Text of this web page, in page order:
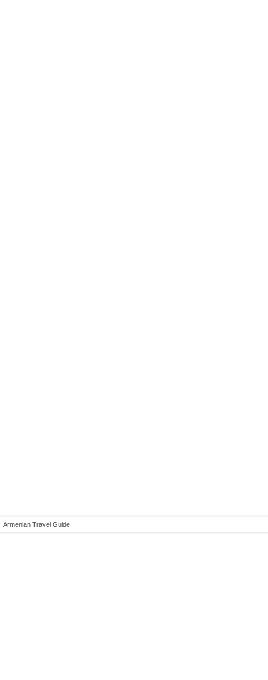
Armenian Travel Guide